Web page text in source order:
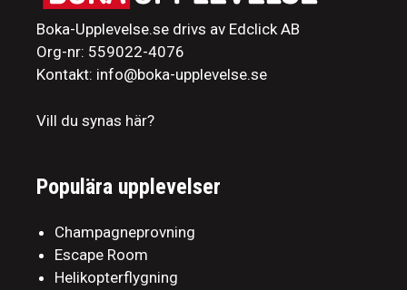
Boka-Upplevelse.se drivs av Edclick AB
Org-nr: 559022-4076
Kontakt: info@boka-upplevelse.se
Vill du synas här?
Populära upplevelser
Champagneprovning
Escape Room
Helikopterflygning